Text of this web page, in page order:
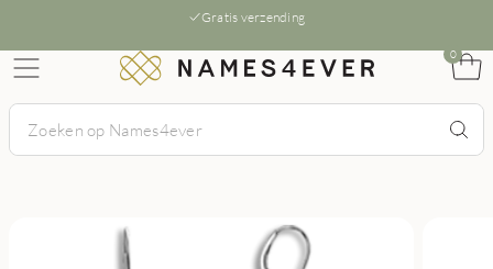
Gratis verzending
0